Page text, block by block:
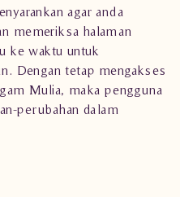
agar anda
memeriksa halaman
ke waktu untuk
Dengan tetap mengakses
Mulia, maka pengguna
perubahan dalam